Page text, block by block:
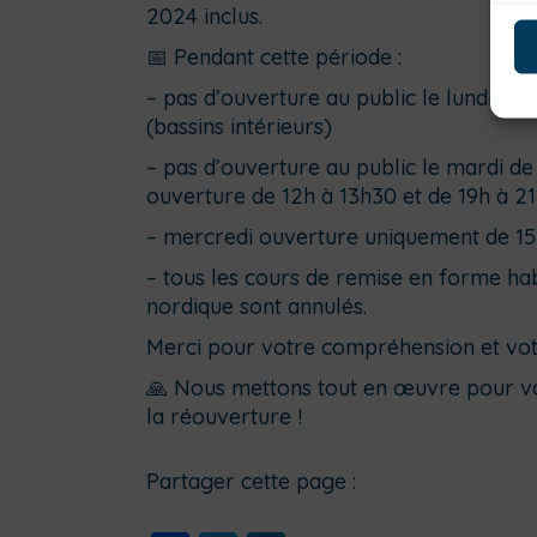
2024 inclus.
📅 Pendant cette période :
– pas d’ouverture au public le lundi de
(bassins intérieurs)
– pas d’ouverture au public le mardi de
ouverture de 12h à 13h30 et de 19h à
– mercredi ouverture uniquement de
– tous les cours de remise en forme
nordique sont annulés.
Merci pour votre compréhension et
🙏 Nous mettons tout en œuvre pour
la réouverture !
Partager cette page :